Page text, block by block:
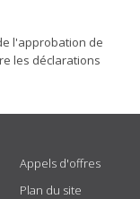
l'approbation de
les déclarations
Appels d'offres
Plan du site